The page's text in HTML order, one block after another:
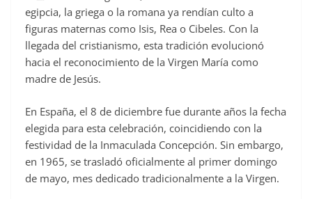
egipcia, la griega o la romana ya rendían culto a
figuras maternas como Isis, Rea o Cibeles. Con la
llegada del cristianismo, esta tradición evolucionó
hacia el reconocimiento de la Virgen María como
madre de Jesús.
En España, el 8 de diciembre fue durante años la fecha
elegida para esta celebración, coincidiendo con la
festividad de la Inmaculada Concepción. Sin embargo,
en 1965, se trasladó oficialmente al primer domingo
de mayo, mes dedicado tradicionalmente a la Virgen.